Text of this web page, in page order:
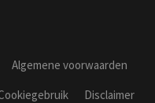
Algemene voorwaarden
Disclaimer